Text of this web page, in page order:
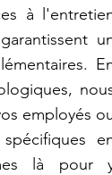
à
employés
là pour